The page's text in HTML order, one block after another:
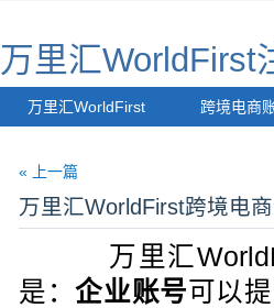
万里汇WorldFirst
万里汇WorldFirst 跨境电商
« 上一篇
万里汇WorldFirst跨境电
万里汇
是：企业账号可以